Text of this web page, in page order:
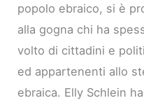
popolo ebraico, si è
alla gogna chi ha
volto di cittadini e
ed appartenenti allo
ebraica. Elly Schlein